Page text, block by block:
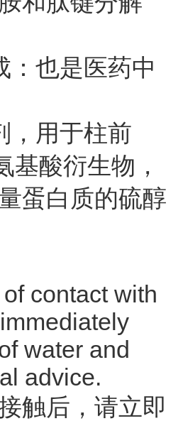
：也是医药中
，用于柱前
基酸衍生物，
蛋白质的硫醇
contact with
water and
advice.
触后，请立即